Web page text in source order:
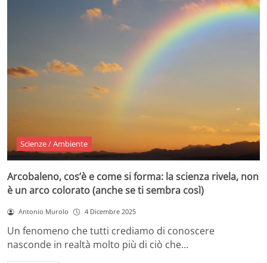
Scienze / Ambiente
Arcobaleno, cos’è e come si forma: la scienza rivela, non
è un arco colorato (anche se ti sembra così)
Antonio Murolo 4 Dicembre 2025
Un fenomeno che tutti crediamo di conoscere
nasconde in realtà molto più di ciò che…